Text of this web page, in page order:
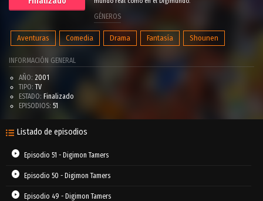
GÉNEROS
Aventuras Comedia Drama Fantasía Shounen
INFORMACIÓN GENERAL
AÑO: 2001
TIPO: TV
ESTADO: Finalizado
EPISODIOS: 51
Listado de episodios
Episodio 51 - Digimon Tamers
Episodio 50 - Digimon Tamers
Episodio 49 - Digimon Tamers